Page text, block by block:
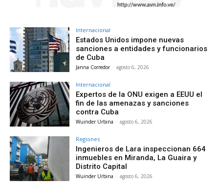
Internacional
Estados Unidos impone nuevas
sanciones a entidades y funcionarios
de Cuba
Janna Corredor - agosto 6, 2026
Internacional
Expertos de la ONU exigen a EEUU el
fin de las amenazas y sanciones
contra Cuba
Wuinder Urbina - agosto 6, 2026
Regiones
Ingenieros de Lara inspeccionan 664
inmuebles en Miranda, La Guaira y
Distrito Capital
Wuinder Urbina - agosto 6, 2026